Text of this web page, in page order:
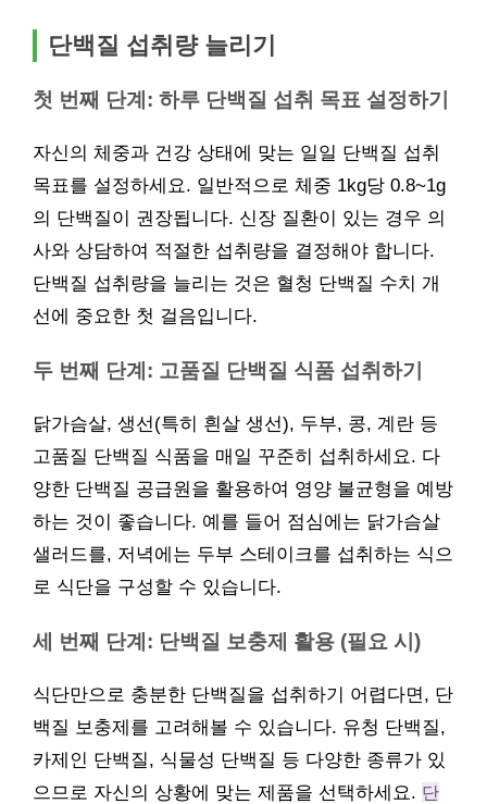
단백질 섭취량 늘리기
첫 번째 단계: 하루 단백질 섭취 목표 설정하기
자신의 체중과 건강 상태에 맞는 일일 단백질 섭취
목표를 설정하세요. 일반적으로 체중 1kg당 0.8~1g
의 단백질이 권장됩니다. 신장 질환이 있는 경우 의
사와 상담하여 적절한 섭취량을 결정해야 합니다.
단백질 섭취량을 늘리는 것은 혈청 단백질 수치 개
선에 중요한 첫 걸음입니다.
두 번째 단계: 고품질 단백질 식품 섭취하기
닭가슴살, 생선(특히 흰살 생선), 두부, 콩, 계란 등
고품질 단백질 식품을 매일 꾸준히 섭취하세요. 다
양한 단백질 공급원을 활용하여 영양 불균형을 예방
하는 것이 좋습니다. 예를 들어 점심에는 닭가슴살
샐러드를, 저녁에는 두부 스테이크를 섭취하는 식으
로 식단을 구성할 수 있습니다.
세 번째 단계: 단백질 보충제 활용 (필요 시)
식단만으로 충분한 단백질을 섭취하기 어렵다면, 단
백질 보충제를 고려해볼 수 있습니다. 유청 단백질,
카제인 단백질, 식물성 단백질 등 다양한 종류가 있
으므로 자신의 상황에 맞는 제품을 선택하세요. 단